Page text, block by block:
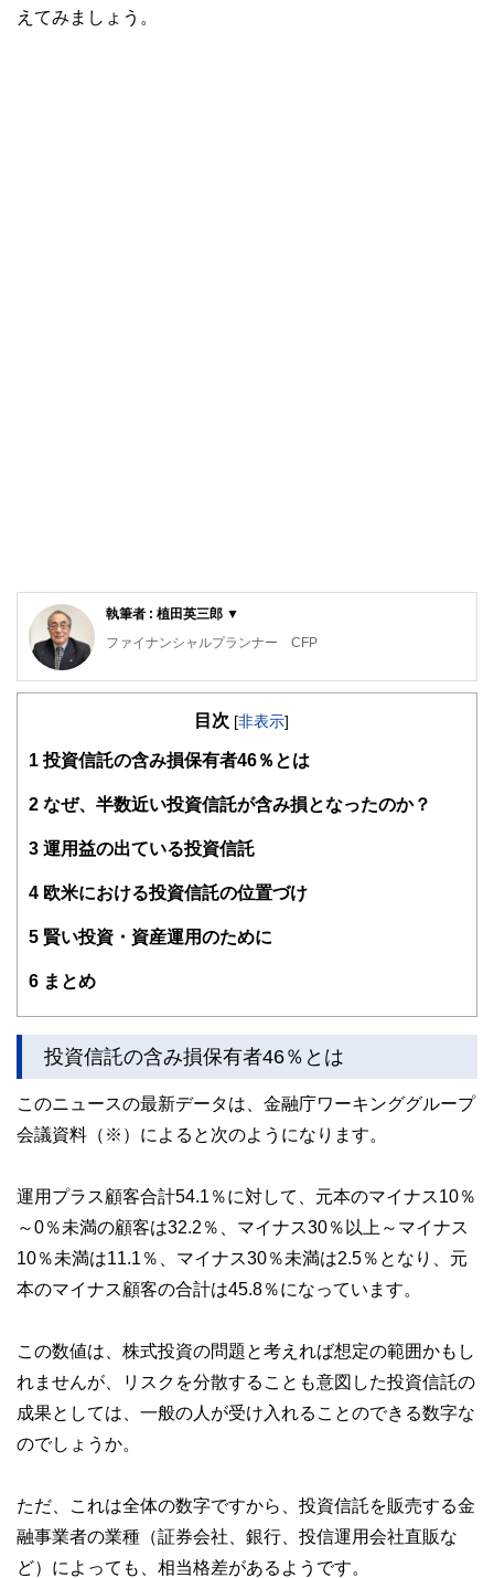
えてみましょう。
執筆者 : 植田英三郎 ▼
ファイナンシャルプランナー CFP
家電メーカーに３７年間勤務後、MBA・CFPファイナンシャ
得。大阪府立職業訓練校で非常勤講師（2018/3まで）、
の事務局長として介護施設でのボランティア活動のコーディ
目次 [非表示]
1投資信託の含み損保有者46％とは
2 なぜ、半数近い投資信託が含み損となったのか？
3 運用益の出ている投資信託
4 欧米における投資信託の位置づけ
5 賢い投資・資産運用のために
6 まとめ
投資信託の含み損保有者46％とは
このニュースの最新データは、金融庁ワーキンググループ
会議資料（※）によると次のようになります。
運用プラス顧客合計54.1％に対して、元本のマイナス10％
～0％未満の顧客は32.2％、マイナス30％以上～マイナス
10％未満は11.1％、マイナス30％未満は2.5％となり、元
本のマイナス顧客の合計は45.8％になっています。
この数値は、株式投資の問題と考えれば想定の範囲かもし
れませんが、リスクを分散することも意図した投資信託の
成果としては、一般の人が受け入れることのできる数字な
のでしょうか。
ただ、これは全体の数字ですから、投資信託を販売する金
融事業者の業種（証券会社、銀行、投信運用会社直販な
ど）によっても、相当格差があるようです。